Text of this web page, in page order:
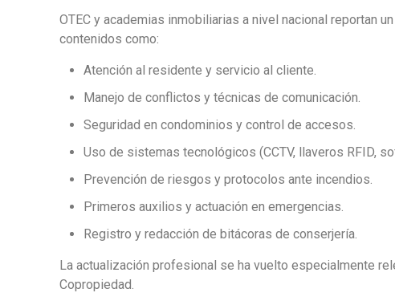
OTEC y academias inmobiliarias a nivel nacional reportan
contenidos como:
Atención al residente y servicio al cliente.
Manejo de conflictos y técnicas de comunicación.
Seguridad en condominios y control de accesos.
Uso de sistemas tecnológicos (CCTV, llaveros RFID,
Prevención de riesgos y protocolos ante incendios.
Primeros auxilios y actuación en emergencias.
Registro y redacción de bitácoras de conserjería.
La actualización profesional se ha vuelto especialmente
Copropiedad.